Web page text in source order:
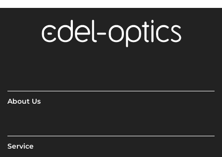
About Us
Service